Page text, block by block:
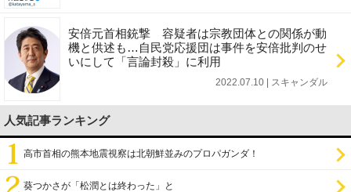
安倍元首相銃撃 容疑者は宗教団体との関係が動
機と供述も…自民党応援団は事件を安倍批判のせ
いにして「言論封殺」に利用
2022.07.10 | スキャンダル
人気記事ランキング
高市首相の熊本地震視察は北朝鮮並みのプロパガンダ！
葵つかさが「松潤とは終わった」と